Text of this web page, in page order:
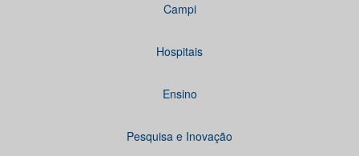
Campi
Hospitais
Ensino
Pesquisa e Inovação